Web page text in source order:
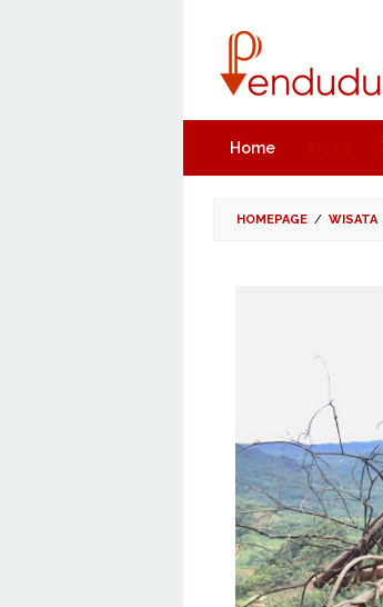
content
Home
HOMEPAGE / WISATA